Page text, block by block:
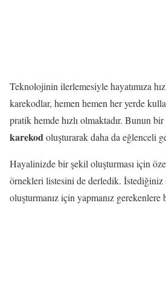
Teknolojinin ilerlemesiyle hayatımıza
karekodlar, hemen hemen her yerde
pratik hemde hızlı olmaktadır. Bunun bir
karekodoluşturarak daha da eğlenceli
Hayalinizde bir şekil oluşturması için
örnekleri listesini de derledik.
oluşturmanız için yapmanız gerekenlere